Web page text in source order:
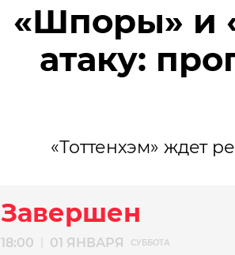
«Шпоры» и
атаку:
«Тоттенхэм» ждет
Завершен
18:00 01 ЯНВАРЯ СУББОТА